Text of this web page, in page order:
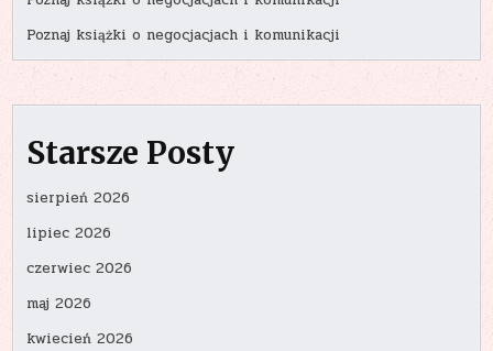
Poznaj książki o negocjacjach i komunikacji
Starsze Posty
sierpień 2026
lipiec 2026
czerwiec 2026
maj 2026
kwiecień 2026